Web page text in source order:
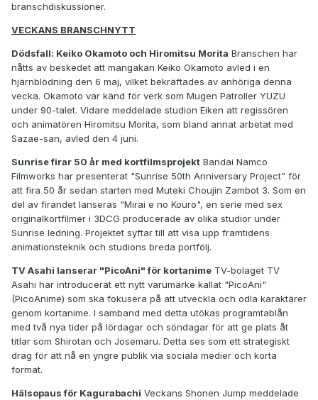
branschdiskussioner.
VECKANS BRANSCHNYTT
Dödsfall: Keiko Okamoto och Hiromitsu Morita Branschen har
nåtts av beskedet att mangakan Keiko Okamoto avled i en
hjärnblödning den 6 maj, vilket bekräftades av anhöriga denna
vecka. Okamoto var känd för verk som Mugen Patroller YUZU
under 90-talet. Vidare meddelade studion Eiken att regissören
och animatören Hiromitsu Morita, som bland annat arbetat med
Sazae-san, avled den 4 juni.
Sunrise firar 50 år med kortfilmsprojekt Bandai Namco
Filmworks har presenterat "Sunrise 50th Anniversary Project" för
att fira 50 år sedan starten med Muteki Choujin Zambot 3. Som en
del av firandet lanseras "Mirai e no Kouro", en serie med sex
originalkortfilmer i 3DCG producerade av olika studior under
Sunrise ledning. Projektet syftar till att visa upp framtidens
animationsteknik och studions breda portfölj.
TV Asahi lanserar "PicoAni" för kortanime TV-bolaget TV
Asahi har introducerat ett nytt varumärke kallat "PicoAni"
(PicoAnime) som ska fokusera på att utveckla och odla karaktärer
genom kortanime. I samband med detta utökas programtablån
med två nya tider på lördagar och söndagar för att ge plats åt
titlar som Shirotan och Josemaru. Detta ses som ett strategiskt
drag för att nå en yngre publik via sociala medier och korta
format.
Hälsopaus för Kagurabachi Veckans Shonen Jump meddelade